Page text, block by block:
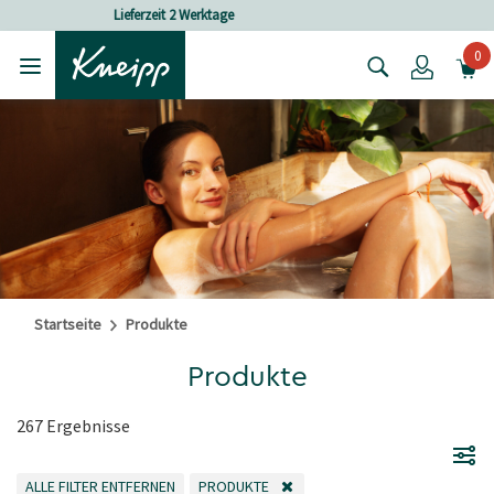
Skip to main content
Skip to footer contentVersandkostenfrei ab 25 € Bestellwert
Login0
Startseite Produkte
Produkte
267 Ergebnisse
ALLE FILTER ENTFERNEN
PRODUKTE